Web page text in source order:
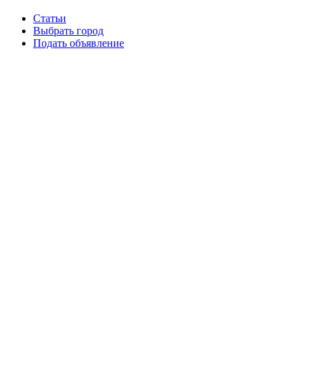
Статьи
Выбрать город
Подать объявление